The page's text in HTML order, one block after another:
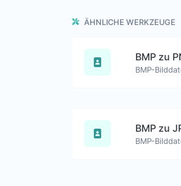
ÄHNLICHE WERKZEUGE
BMP zu
BMP-
BMP zu
BMP-